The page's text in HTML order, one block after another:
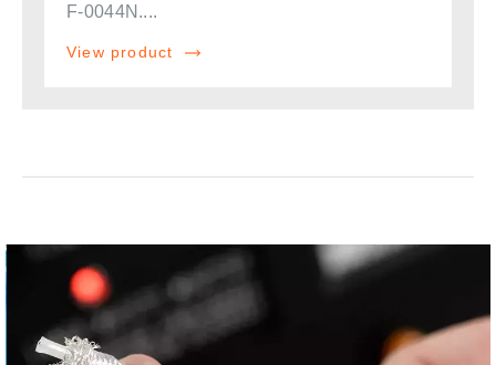
F-0044N....
View product